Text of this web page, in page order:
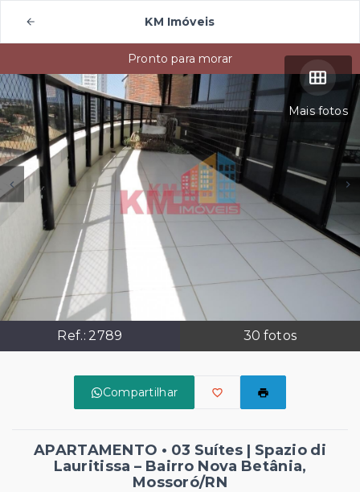
KM Imóveis
Mais fotos
Ref.: 2789 30 fotos
Pronto para morar
Compartilhar
APARTAMENTO • 03 Suítes | Spazio di
Lauritissa – Bairro Nova Betânia,
Mossoró/RN